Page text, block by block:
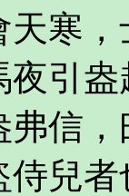
寒
夜引
信
侍兒